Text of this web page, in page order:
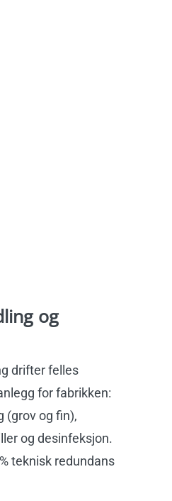
og
drifter felles
for fabrikken:
(grov og fin),
og desinfeksjon.
teknisk redundans